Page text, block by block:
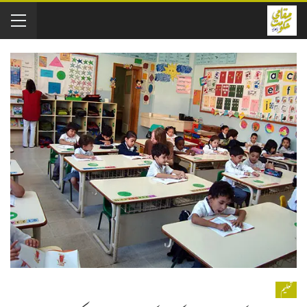
تعلیم